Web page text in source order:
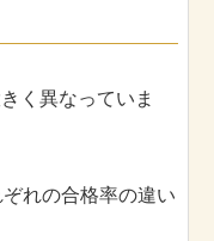
く異なっていま
れの合格率の違い